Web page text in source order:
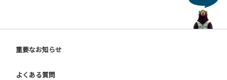
重要なお知らせ
よくある質問